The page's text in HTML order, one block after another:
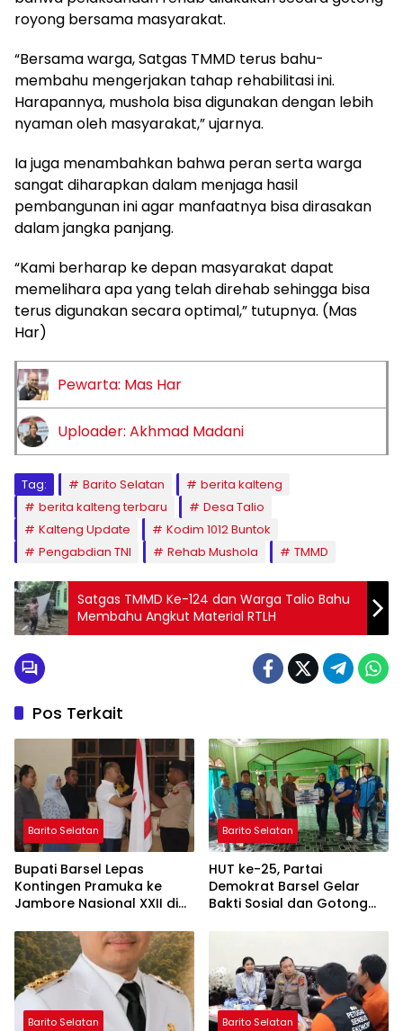
royong bersama masyarakat.
“Bersama warga, Satgas TMMD terus bahu-
membahu mengerjakan tahap rehabilitasi ini.
Harapannya, mushola bisa digunakan dengan lebih
nyaman oleh masyarakat,” ujarnya.
Ia juga menambahkan bahwa peran serta warga
sangat diharapkan dalam menjaga hasil
pembangunan ini agar manfaatnya bisa dirasakan
dalam jangka panjang.
“Kami berharap ke depan masyarakat dapat
memelihara apa yang telah direhab sehingga bisa
terus digunakan secara optimal,” tutupnya. (Mas
Har)
Pewarta: Mas Har
Uploader: Akhmad Madani
Tag: Barito Selatan
berita kalteng
berita kalteng terbaru
Desa Talio
Kalteng Update
Kodim 1012 Buntok
Pengabdian TNI
Rehab Mushola TMMD
Satgas TMMD Ke-124 dan Warga Talio Bahu
Membahu Angkut Material RTLH
Pos Terkait
Barito Selatan
Bupati Barsel Lepas
Kontingen Pramuka ke
Jambore Nasional XXII di
Barito Selatan
HUT ke-25, Partai
Demokrat Barsel Gelar
Bakti Sosial dan Gotong
Ashfiya
Barito Selatan Barito Selatan